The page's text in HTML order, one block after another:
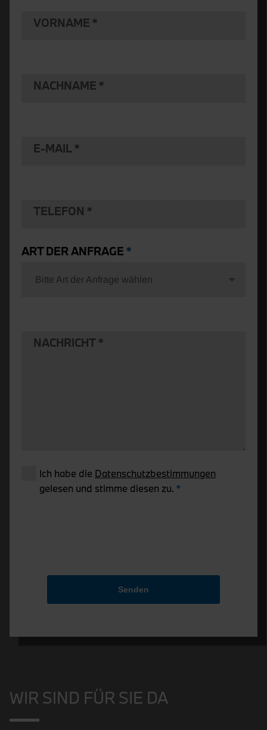
VORNAME
NACHNAME
E-MAIL
TELEFON
ART DER ANFRAGE
Bitte Art der Anfrage wählen
NACHRICHT
Ich habe die Datenschutzbestimmungen
gelesen und stimme diesen zu.
Senden
WIR SIND FÜR SIE DA